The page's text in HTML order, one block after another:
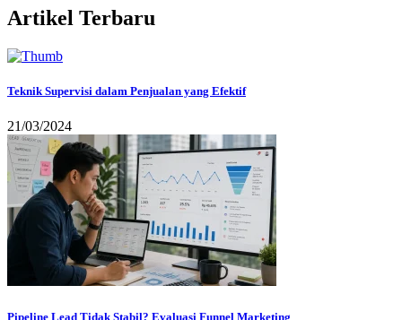
Artikel Terbaru
Teknik Supervisi dalam Penjualan yang Efektif
21/03/2024
Pipeline Lead Tidak Stabil? Evaluasi Funnel Marketing